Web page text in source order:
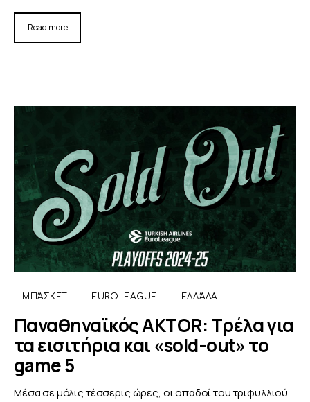
Read more
ΜΠΆΣΚΕΤ EUROLEAGUE ΕΛΛΆΔΑ
Παναθηναϊκός AKTOR: Τρέλα για
τα εισιτήρια και «sold-out» το
game 5
Μέσα σε μόλις τέσσερις ώρες, οι οπαδοί του τριφυλλιού